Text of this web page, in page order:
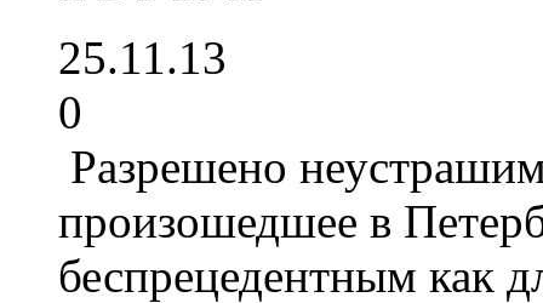
25.11.13
0
Разрешено
произошедшее в
беспрецедентным как